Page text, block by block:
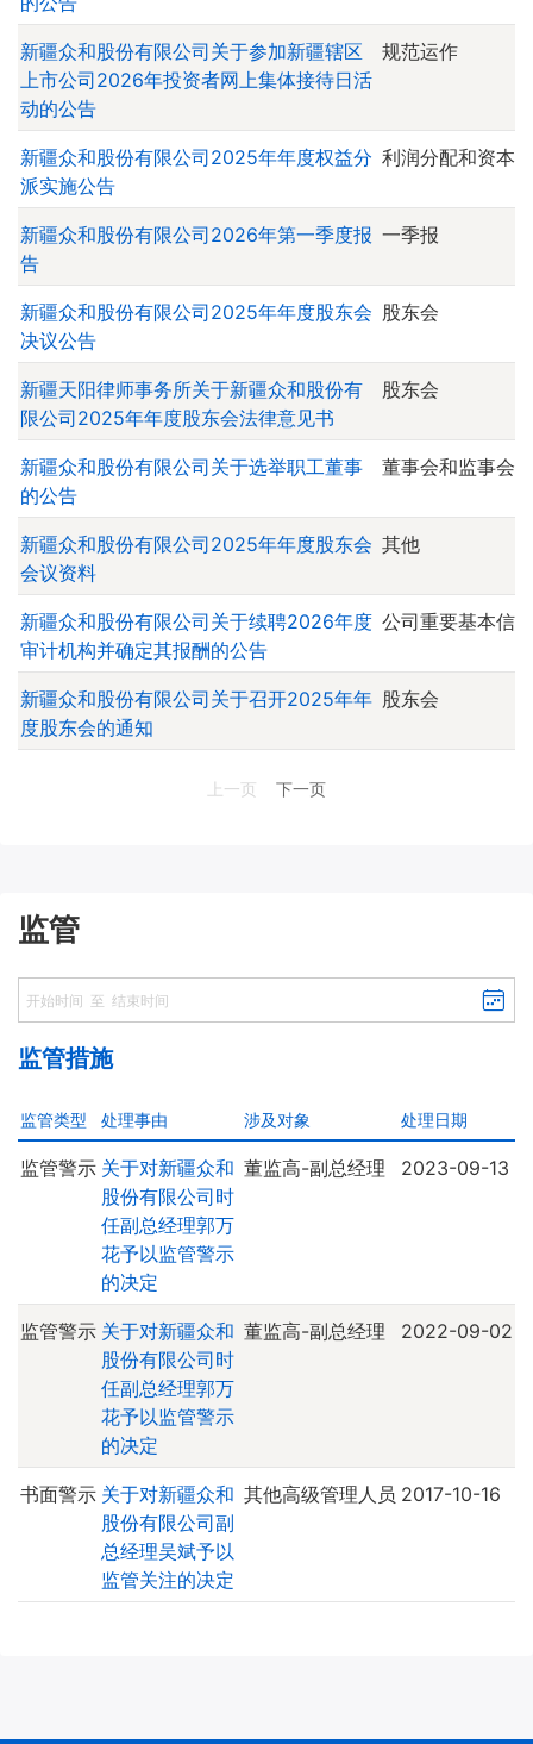
新疆众和股份有限公司关于参加新疆辖区
上市公司2026年投资者网上集体接待日活
动的公告
规范运作
新疆众和股份有限公司2025年年度权益分
派实施公告
利润分配和资本
新疆众和股份有限公司2026年第一季度报
告
一季报
新疆众和股份有限公司2025年年度股东会
决议公告
股东会
新疆天阳律师事务所关于新疆众和股份有
限公司2025年年度股东会法律意见书
股东会
新疆众和股份有限公司关于选举职工董事
的公告
董事会和监事会
新疆众和股份有限公司2025年年度股东会
会议资料
其他
新疆众和股份有限公司关于续聘2026年度
审计机构并确定其报酬的公告
公司重要基本信
新疆众和股份有限公司关于召开2025年年
度股东会的通知
股东会
上一页 下一页
监管
监管措施
监管类型 处理事由 涉及对象 处理日期
监管警示 关于对新疆众和
股份有限公司时
任副总经理郭万
花予以监管警示
的决定
董监高-副总经理 2023-09-13
监管警示 关于对新疆众和
股份有限公司时
任副总经理郭万
花予以监管警示
的决定
董监高-副总经理 2022-09-02
书面警示 关于对新疆众和
股份有限公司副
总经理吴斌予以
监管关注的决定
其他高级管理人员 2017-10-16